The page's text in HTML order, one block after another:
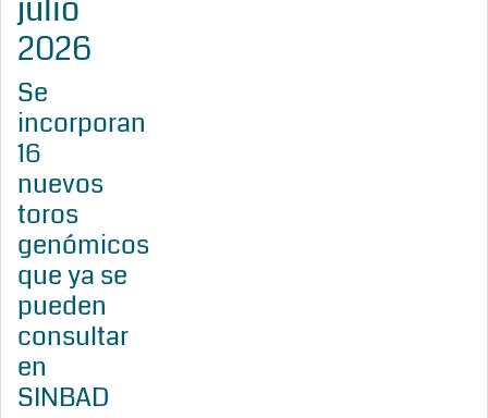
julio
2026
Se
incorporan
16
nuevos
toros
genómicos
que ya se
pueden
consultar
en
SINBAD